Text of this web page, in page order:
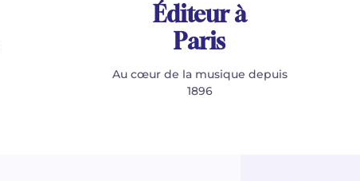
Éditeur à
Paris
Au cœur de la musique depuis
1896